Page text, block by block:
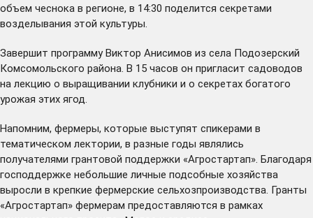
объем чеснока в регионе, в 14:30 поделится секретами
возделывания этой культуры.
Завершит программу Виктор Анисимов из села Подозерский
Комсомольского района. В 15 часов он пригласит садоводов
на лекцию о выращивании клубники и о секретах богатого
урожая этих ягод.
Напомним, фермеры, которые выступят спикерами в
тематическом лектории, в разные годы являлись
получателями грантовой поддержки «Агростартап». Благодаря
господдержке небольшие личные подсобные хозяйства
выросли в крепкие фермерские сельхозпроизводства. Гранты
«Агростартап» фермерам предоставляются в рамках